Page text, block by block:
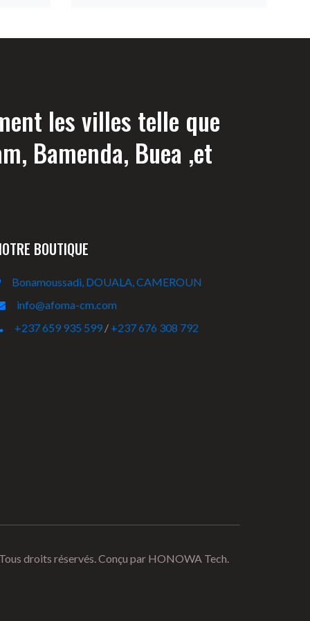
les villes telle que
Bamenda, Buea ,et
BOUTIQUE
Bonamoussadi, DOUALA, CAMEROUN
info@afoma-cm.com
+237 659 935 599 / +237 676 308 792
droits réservés. Conçu par HONOWA Tech.